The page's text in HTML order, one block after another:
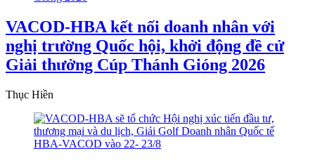
VACOD-HBA kết nối doanh nhân với
nghị trường Quốc hội, khởi động đề cử
Giải thưởng Cúp Thánh Gióng 2026
Thục Hiền